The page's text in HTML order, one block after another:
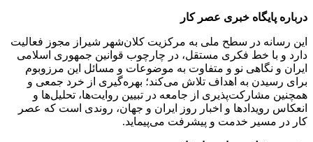
درباره پایگاه خبری عصر کار
این رسانه در سطح ملی به مرکزیت کلان‌شهر شیراز مجوز فعالیت
دارد و با خط فکری مستقل، در چارچوب قوانین جمهوری اسلامی
ایران و نگاهی نو و متفاوت به موضوعات ‌و مسائل این مرزوبوم
برای رسیدن به اهداف تلاش می‌کند؛ بهره‌گیری از خرد جمعی و
همچنین مشارکت‌پذیری از جامعه در تبیین روایت‌ها، تحلیل‌ها و
انعکاس رویدادها و اخبار روز ایران و جهان، روندی است که عصر
کار در مسیر خدمت و پیشرفت می‌پیماید.